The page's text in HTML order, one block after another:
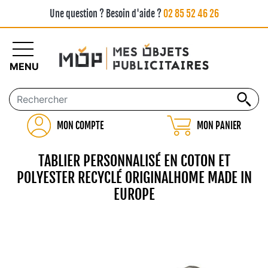
Une question ? Besoin d'aide ?02 85 52 46 26
MON COMPTE MON PANIER
MENU
TABLIER PERSONNALISÉ EN COTON ET
POLYESTER RECYCLÉ ORIGINALHOME MADE IN
EUROPE